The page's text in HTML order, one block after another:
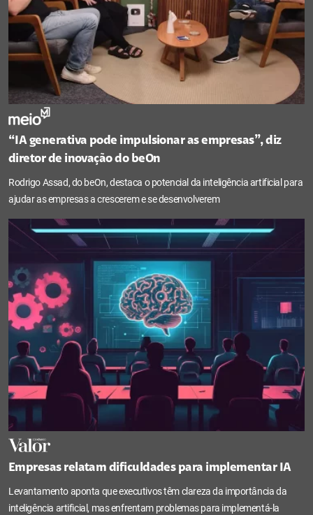
“IA generativa pode impulsionar as empresas”, diz
diretor de inovação do beOn
Rodrigo Assad, do beOn, destaca o potencial da inteligência artificial para
ajudar as empresas a crescerem e se desenvolverem
Empresas relatam dificuldades para implementar IA
Levantamento aponta que executivos têm clareza da importância da
inteligência artificial, mas enfrentam problemas para implementá-la